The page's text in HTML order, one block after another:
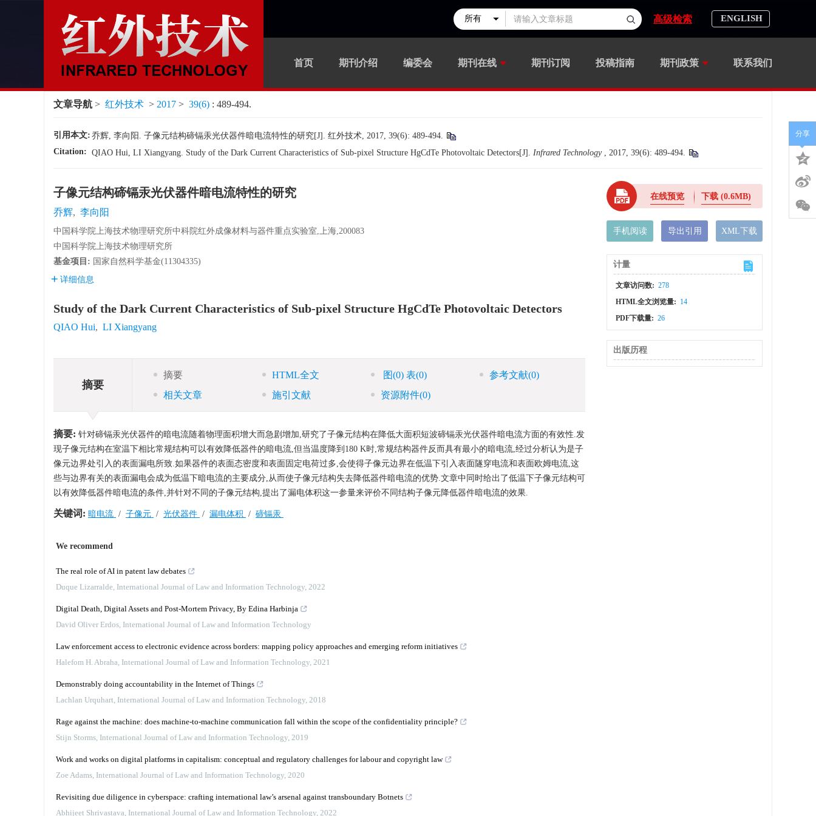
高级检索 ENGLISH
首页 期刊介绍 编委会 期刊在线 期刊订阅 投稿指南 期刊政策 联系我们
文章导航 > 红外技术 > 2017 > 39(6) : 489-494.
引用本文: 乔辉, 李向阳. 子像元结构碲镉汞光伏器件暗电流特性的研究[J]. 红外技术, 2017, 39(6): 489-494.
Citation: QIAO Hui, LI Xiangyang. Study of the Dark Current Characteristics of Sub-pixel Structure HgCdTe Photovoltaic Detectors[J]. Infrared Technology , 2017, 39(6): 489-494.
子像元结构碲镉汞光伏器件暗电流特性的研究
乔辉, 李向阳
中国科学院上海技术物理研究所中科院红外成像材料与器件重点实验室,上海,200083
中国科学院上海技术物理研究所
基金项目: 国家自然科学基金(11304335)
详细信息
Study of the Dark Current Characteristics of Sub-pixel Structure HgCdTe Photovoltaic Detectors
QIAO Hui, LI Xiangyang
摘要
摘要 HTML全文 图(0) 表(0) 参考文献(0)
相关文章
施引文献 资源附件(0)
摘要: 针对碲镉汞光伏器件的暗电流随着物理面积增大而急剧增加,研究了子像元结构在降低大面积短波碲镉汞光伏器件暗电流方面的有效性.发
现子像元结构在室温下相比常规结构可以有效降低器件的暗电流,但当温度降到180 K时,常规结构器件反而具有最小的暗电流,经过分析认为是子
像元边界处引入的表面漏电所致.如果器件的表面态密度和表面固定电荷过多,会使得子像元边界在低温下引入表面隧穿电流和表面欧姆电流,这
些与边界有关的表面漏电会成为低温下暗电流的主要成分,从而使子像元结构失去降低器件暗电流的优势.文章中同时给出了低温下子像元结构可
以有效降低器件暗电流的条件,并针对不同的子像元结构,提出了漏电体积这一参量来评价不同结构子像元降低器件暗电流的效果.
关键词: 暗电流 / 子像元 / 光伏器件 / 漏电体积 / 碲镉汞
We recommend
The real role of AI in patent law debates
Duque Lizarralde, International Journal of Law and Information Technology, 2022
Digital Death, Digital Assets and Post-Mortem Privacy, By Edina Harbinja
David Oliver Erdos, International Journal of Law and Information Technology
Law enforcement access to electronic evidence across borders: mapping policy approaches and emerging reform initiatives
Halefom H. Abraha, International Journal of Law and Information Technology, 2021
Demonstrably doing accountability in the Internet of Things
Lachlan Urquhart, International Journal of Law and Information Technology, 2018
Rage against the machine: does machine-to-machine communication fall within the scope of the confidentiality principle?
Stijn Storms, International Journal of Law and Information Technology, 2019
Work and works on digital platforms in capitalism: conceptual and regulatory challenges for labour and copyright law
Zoe Adams, International Journal of Law and Information Technology, 2020
Revisiting due diligence in cyberspace: crafting international law’s arsenal against transboundary Botnets
Abhijeet Shrivastava, International Journal of Law and Information Technology, 2022
在线预览 下载(0.6MB)
手机阅读 导出引用 XML下载
计量
文章访问数: 278
HTML全文浏览量: 14
PDF下载量: 26
出版历程
分享